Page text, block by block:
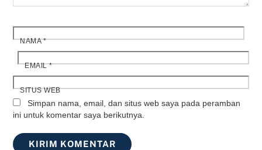
NAMA*
EMAIL*
SITUS WEB
Simpan nama, email, dan situs web saya pada peramban
ini untuk komentar saya berikutnya.